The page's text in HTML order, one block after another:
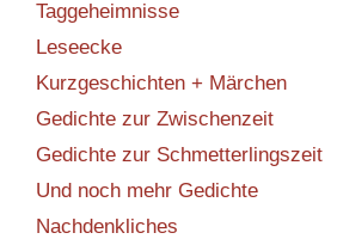
Taggeheimnisse
Leseecke
Kurzgeschichten + Märchen
Gedichte zur Zwischenzeit
Gedichte zur Schmetterlingszeit
Und noch mehr Gedichte
Nachdenkliches